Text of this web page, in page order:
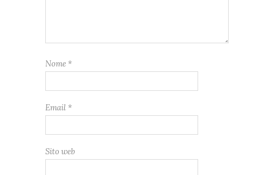
Nome *
Email *
Sito web